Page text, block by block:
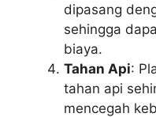
dipasang
sehingga
biaya.
Tahan Api:
tahan api
mencegah